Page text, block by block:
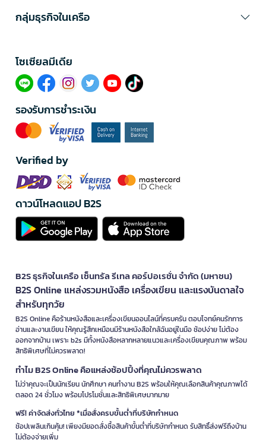
กลุ่มธุรกิจในเครือ
โซเซียลมีเดีย​
รองรับการชำระเงิน
Verified by
ดาวน์โหลดแอป B2S
B2S ธุรกิจในเครือ เซ็นทรัล รีเทล คอร์ปอเรชั่น จำกัด (มหาชน)
B2S Online แหล่งรวมหนังสือ เครื่องเขียน และแรงบันดาลใจ
สำหรับทุกวัย
B2S Online คือร้านหนังสือและเครื่องเขียนออนไลน์ที่ครบครัน ตอบโจทย์คนรักการ
อ่านและงานเขียน ให้คุณรู้สึกเหมือนมีร้านหนังสือใกล้ฉันอยู่ในมือ ช้อปง่าย ไม่ต้อง
ออกจากบ้าน เพราะ b2s มีทั้งหนังสือหลากหลายแนวและเครื่องเขียนคุณภาพ พร้อม
สิทธิพิเศษที่ไม่ควรพลาด!
ทำไม B2S Online คือแหล่งช้อปปิ้งที่คุณไม่ควรพลาด
ไม่ว่าคุณจะเป็นนักเรียน นักศึกษา คนทำงาน B2S พร้อมให้คุณเลือกสินค้าคุณภาพได้
ตลอด 24 ชั่วโมง พร้อมโปรโมชั่นและสิทธิพิเศษมากมาย
ฟรี! ค่าจัดส่งทั่วไทย *เมื่อสั่งครบขั้นต่ำที่บริษัทกำหนด
ช้อปเพลินเกินคุ้ม! เพียงมียอดสั่งซื้อสินค้าขั้นต่ำที่บริษัทกำหนด รับสิทธิ์ส่งฟรีถึงบ้าน
ไม่ต้องจ่ายเพิ่ม